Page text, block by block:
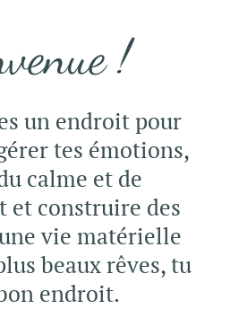
!
un endroit pour
tes émotions,
calme et de
et construire des
vie matérielle
beaux rêves, tu
endroit.